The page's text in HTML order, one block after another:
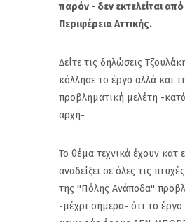
παρόν - δεν εκτελείται από
Περιφέρεια Αττικής.
Δείτε τις δηλώσεις
κόλλησε το έργο αλλά και
προβληματική μελέτη -
αρχή-
Το θέμα τεχνικά έχουν κατ
αναδείξει σε όλες τις
της ''Πόλης Ανάποδα''
-μέχρι σήμερα- ότι το έργο